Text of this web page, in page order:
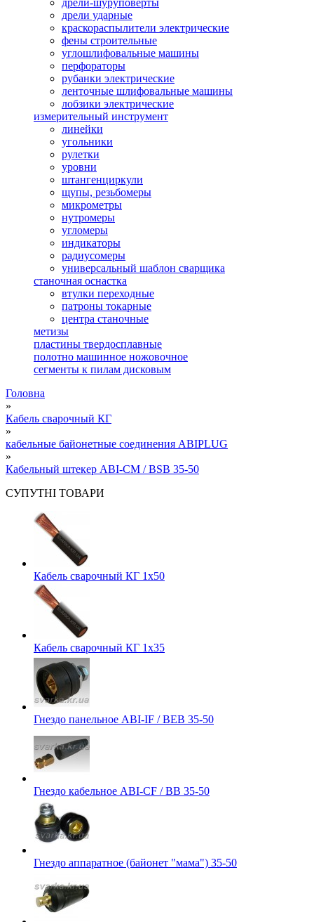
дрели-шуруповерты
дрели ударные
краскораспылители электрические
фены строительные
углошлифовальные машины
перфораторы
рубанки электрические
ленточные шлифовальные машины
лобзики электрические
измерительный инструмент
линейки
угольники
рулетки
уровни
штангенциркули
щупы, резьбомеры
микрометры
нутромеры
угломеры
индикаторы
радиусомеры
универсальный шаблон сварщика
станочная оснастка
втулки переходные
патроны токарные
центра станочные
метизы
пластины твердосплавные
полотно машинное ножовочное
сегменты к пилам дисковым
Головна
»
Кабель сварочный КГ
»
кабельные байонетные соединения ABIPLUG
»
Кабельный штекер ABI-CM / BSB 35-50
СУПУТНІ ТОВАРИ
Кабель сварочный КГ 1х50
Кабель сварочный КГ 1х35
Гнездо панельное ABI-IF / BЕB 35-50
Гнездо кабельное ABI-CF / BB 35-50
Гнездо аппаратное (байонет "мама") 35-50